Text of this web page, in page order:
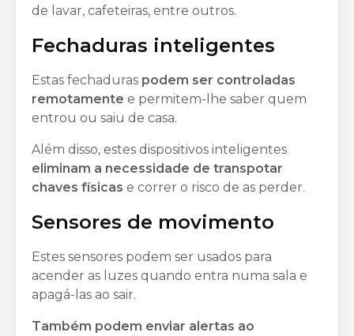
de lavar, cafeteiras, entre outros.
Fechaduras inteligentes
Estas fechaduras podem ser controladas
remotamente e permitem-lhe saber quem
entrou ou saiu de casa.
Além disso, estes dispositivos inteligentes
eliminam a necessidade de transpotar
chaves físicas e correr o risco de as perder.
Sensores de movimento
Estes sensores podem ser usados ​​para
acender as luzes quando entra numa sala e
apagá-las ao sair.
Também podem enviar alertas ao